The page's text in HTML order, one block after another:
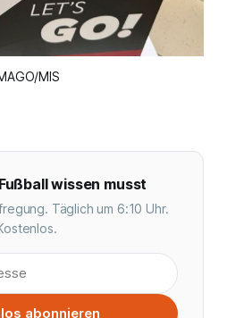
MIS
wissen musst
Täglich um 6:10 Uhr.
abonnieren